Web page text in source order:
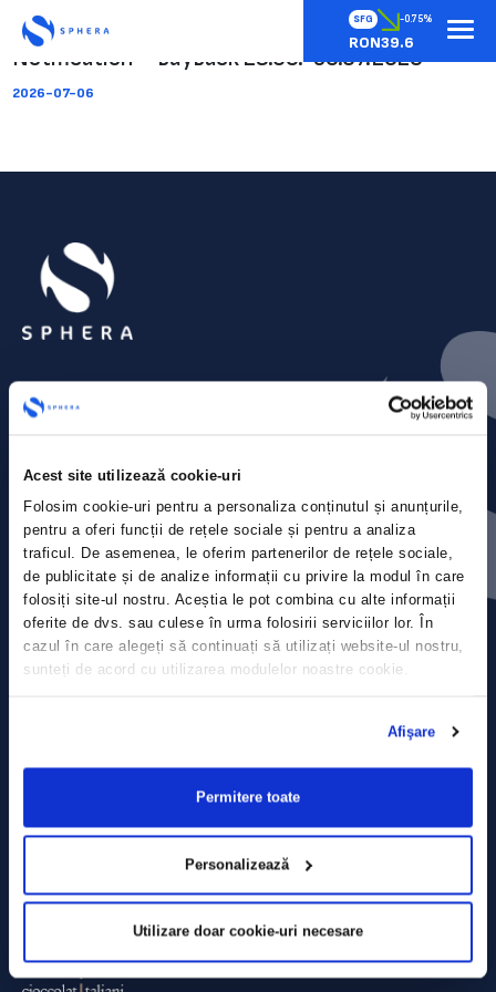
Acest site utilizează cookie-uri
Folosim cookie-uri pentru a personaliza conținutul și anunțurile,
pentru a oferi funcții de rețele sociale și pentru a analiza
traficul. De asemenea, le oferim partenerilor de rețele sociale,
de publicitate și de analize informații cu privire la modul în care
folosiți site-ul nostru. Aceștia le pot combina cu alte informații
oferite de dvs. sau culese în urma folosirii serviciilor lor. În
cazul în care alegeți să continuați să utilizați website-ul nostru,
sunteți de acord cu utilizarea modulelor noastre cookie.
Afişare
Permitere toate
Personalizează
Utilizare doar cookie-uri necesare
SFG -0.75%
RON39.6
Notification – buyback 29.06.-30.07.2026
2026-07-06
Press releases
Privacy Policy
Contact
Data Processing policy